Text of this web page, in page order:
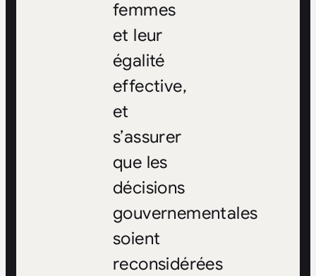
femmes
et leur
égalité
effective,
et
s’assurer
que les
décisions
gouvernementales
soient
reconsidérées